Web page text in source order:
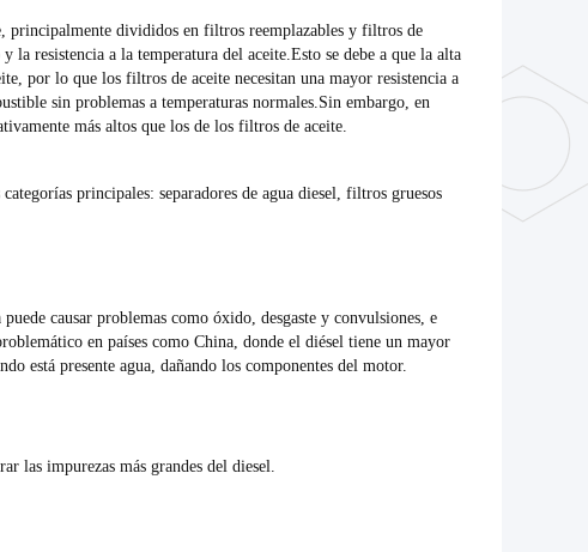
principalmente divididos en filtros reemplazables y filtros de
resistencia a la temperatura del aceite.Esto se debe a que la alta
por lo que los filtros de aceite necesitan una mayor resistencia a
sin problemas a temperaturas normales.Sin embargo, en
más altos que los de los filtros de aceite.
principales: separadores de agua diesel, filtros gruesos
causar problemas como óxido, desgaste y convulsiones, e
en países como China, donde el diésel tiene un mayor
está presente agua, dañando los componentes del motor.
las impurezas más grandes del diesel.